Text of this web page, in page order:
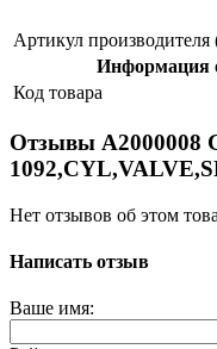
Артикул производителя
Информация
Код товара
Отзывы A2000008
Нет отзывов об этом
Написать отзыв
Ваше имя: